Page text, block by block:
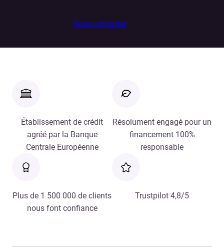
Nous contacter
Établissement de crédit
agréé par la Banque
Centrale Européenne
Résolument engagé pour un
financement 100%
responsable
Plus de 1 500 000 de clients
nous font confiance
Trustpilot 4,8/5